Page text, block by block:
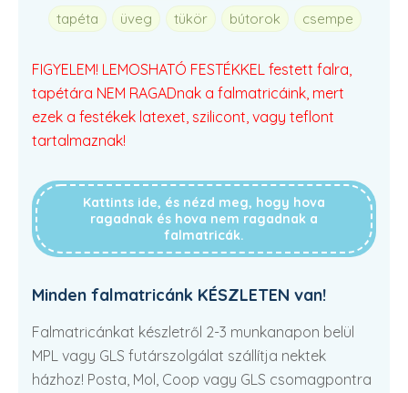
tapéta
üveg tükör bútorok csempe
FIGYELEM! LEMOSHATÓ FESTÉKKEL festett falra,
tapétára NEM RAGADnak a falmatricáink, mert
ezek a festékek latexet, szilicont, vagy teflont
tartalmaznak!
Kattints ide, és nézd meg, hogy hova
ragadnak és hova nem ragadnak a
falmatricák.
Minden falmatricánk KÉSZLETEN van!
Falmatricánkat készletről 2-3 munkanapon belül
MPL vagy GLS futárszolgálat szállítja nektek
házhoz! Posta, Mol, Coop vagy GLS csomagpontra